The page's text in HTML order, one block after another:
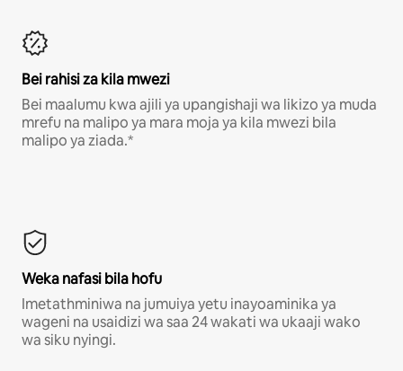
Bei rahisi za kila mwezi
Bei maalumu kwa ajili ya upangishaji wa likizo ya muda
mrefu na malipo ya mara moja ya kila mwezi bila
malipo ya ziada.*
Weka nafasi bila hofu
Imetathminiwa na jumuiya yetu inayoaminika ya
wageni na usaidizi wa saa 24 wakati wa ukaaji wako
wa siku nyingi.